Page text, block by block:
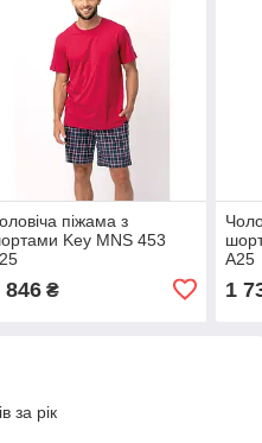
піжама з
Key MNS 453
846₴
A25
1
за рік